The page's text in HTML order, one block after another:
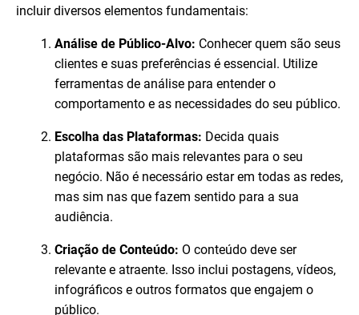
incluir diversos elementos fundamentais:
Análise de Público-Alvo: Conhecer quem são seus
clientes e suas preferências é essencial. Utilize
ferramentas de análise para entender o
comportamento e as necessidades do seu público.
Escolha das Plataformas: Decida quais
plataformas são mais relevantes para o seu
negócio. Não é necessário estar em todas as redes,
mas sim nas que fazem sentido para a sua
audiência.
Criação de Conteúdo: O conteúdo deve ser
relevante e atraente. Isso inclui postagens, vídeos,
infográficos e outros formatos que engajem o
público.